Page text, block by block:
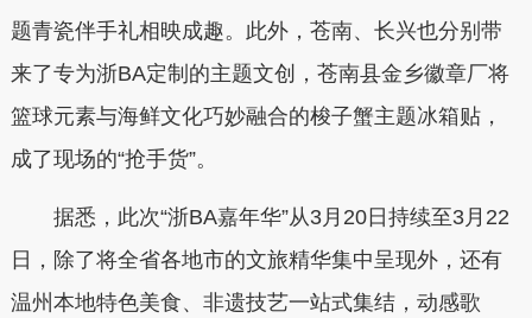
题青瓷伴手礼相映成趣。此外，苍南、长兴也分别带
来了专为浙BA定制的主题文创，苍南县金乡徽章厂将
篮球元素与海鲜文化巧妙融合的梭子蟹主题冰箱贴，
成了现场的“抢手货”。
据悉，此次“浙BA嘉年华”从3月20日持续至3月22
日，除了将全省各地市的文旅精华集中呈现外，还有
温州本地特色美食、非遗技艺一站式集结，动感歌